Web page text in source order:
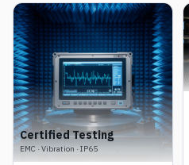
Certified Testing
EMC · Vibration · IP65